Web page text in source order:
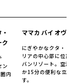
ク
ン
内
ママカ バイ オヴロ
にぎやかなクタ・レ
リアの中心部に位置
バンリゾート。空港
か15分の便利な立地
す。